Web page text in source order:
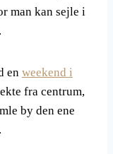
man kan sejle i
en weekend i
fra centrum,
by den ene